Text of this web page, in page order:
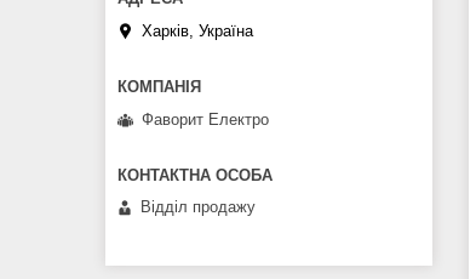
Харків, Україна
Фаворит Електро
Відділ продажу